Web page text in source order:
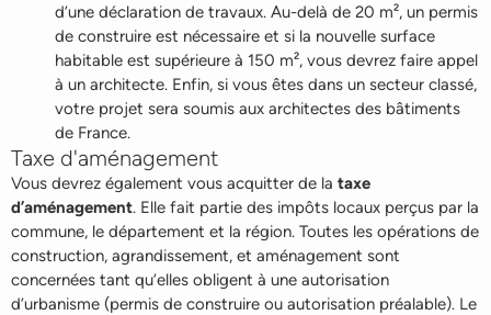
d’une déclaration de travaux. Au-delà de 20 m², un permis
de construire est nécessaire et si la nouvelle surface
habitable est supérieure à 150 m², vous devrez faire appel
à un architecte. Enfin, si vous êtes dans un secteur classé,
votre projet sera soumis aux architectes des bâtiments
de France.
Taxe d'aménagement
Vous devrez également vous acquitter de la taxe
d’aménagement. Elle fait partie des impôts locaux perçus par la
commune, le département et la région. Toutes les opérations de
construction, agrandissement, et aménagement sont
concernées tant qu’elles obligent à une autorisation
d’urbanisme (permis de construire ou autorisation préalable). Le